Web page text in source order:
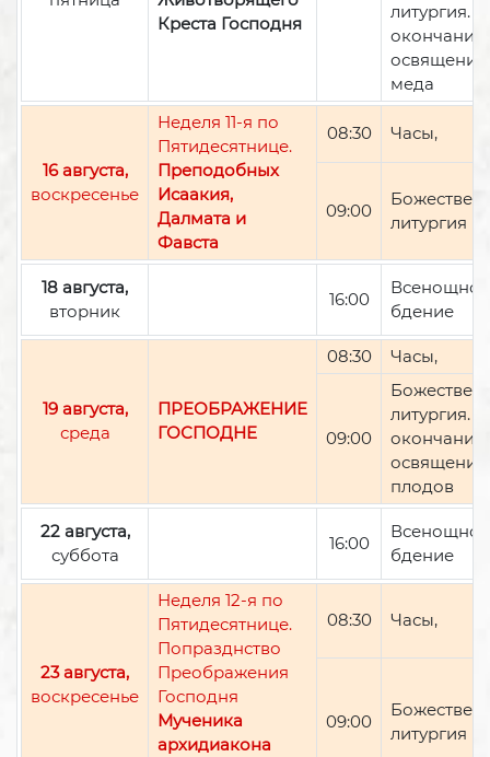
Креста Господня
литургия.
окончании
освящение
меда
16 августа,
воскресенье
Неделя 11-я по
Пятидесятнице.
Преподобных
Исаакия,
Далмата и
Фавста
08:30 Часы,
09:00
литургия
18 августа,
вторник
16:00
Всенощное
бдение
19 августа,
среда
ПРЕОБРАЖЕНИЕ
ГОСПОДНЕ
08:30 Часы,
09:00
литургия.
окончании
освящение
плодов
22 августа,
суббота
16:00
Всенощное
бдение
23 августа,
воскресенье
Неделя 12-я по
Пятидесятнице.
Попразднство
Преображения
Господня
Мученика
архидиакона
08:30 Часы,
09:00
литургия